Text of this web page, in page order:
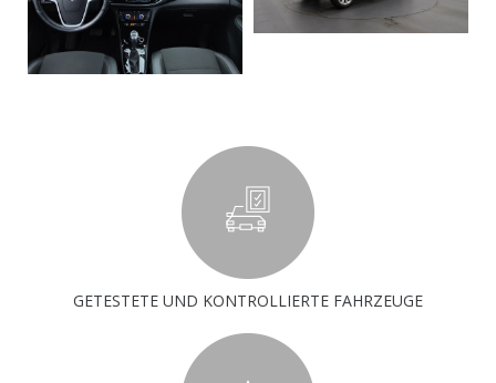
GETESTETE UND KONTROLLIERTE FAHRZEUGE